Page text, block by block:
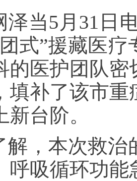
泽当5月31日
式”援藏医
的医护团队
填补了该市
新台阶。
解，本次救治
呼吸循环功